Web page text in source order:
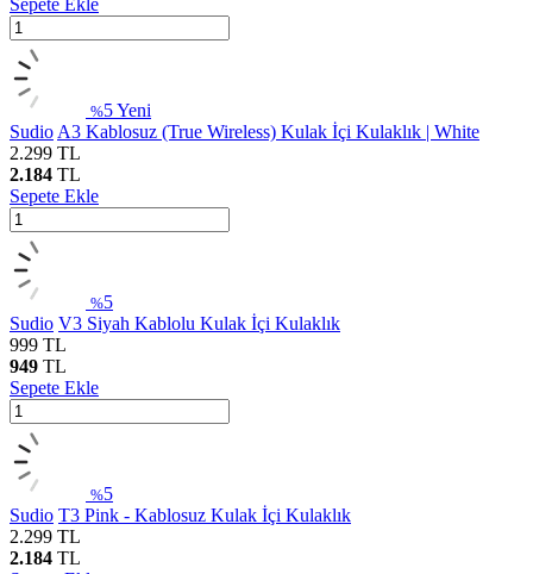
%5Yeni
Sudio A3 Kablosuz (True Wireless) Kulak İçi Kulaklık | White
2.299 TL
2.184 TL
Sepete Ekle
%5
Sudio V3 Siyah Kablolu Kulak İçi Kulaklık
999 TL
949 TL
Sepete Ekle
%5
Sudio T3 Pink - Kablosuz Kulak İçi Kulaklık
2.299 TL
2.184 TL